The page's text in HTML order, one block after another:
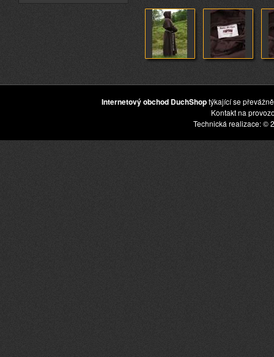
Internetový obchod DuchShoptýkající se
Kontakt na
Technická realizace: ©